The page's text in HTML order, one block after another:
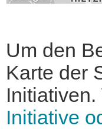
Um den
Karte der
Initiative